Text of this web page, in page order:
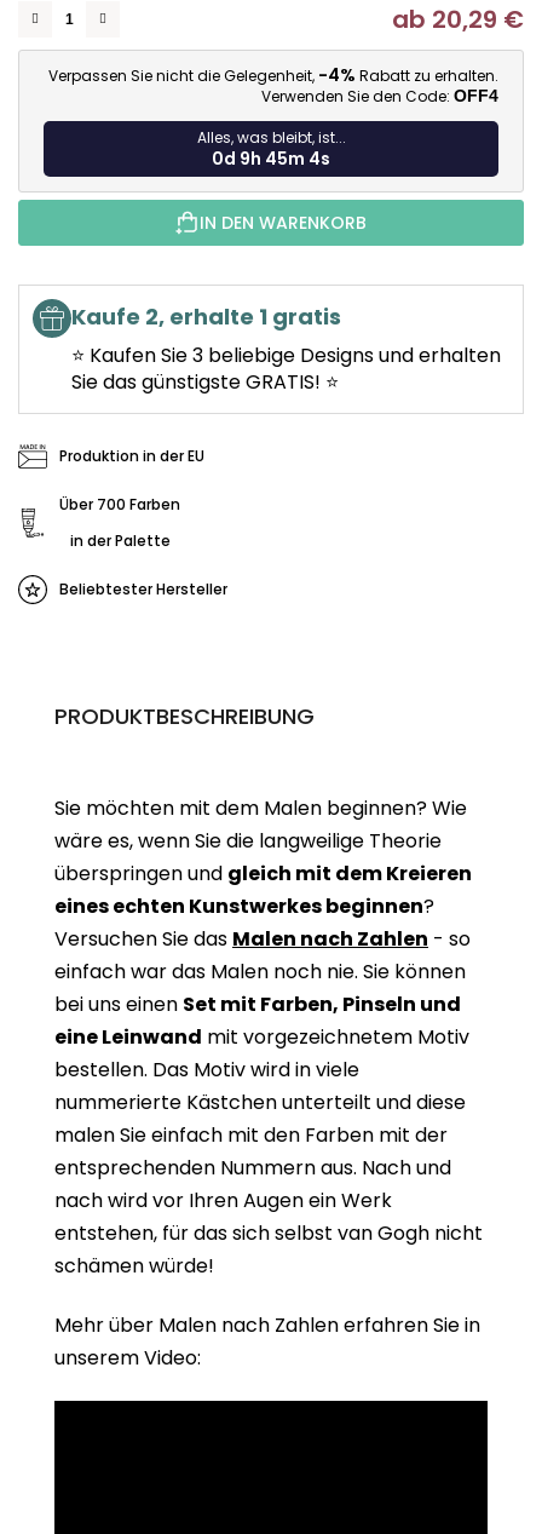
ab 20,29 €
Verpassen Sie nicht die Gelegenheit, -4% Rabatt zu erhalten.
Verwenden Sie den Code: OFF4
Alles, was bleibt, ist...
0d 9h 45m 4s
IN DEN WARENKORB
Kaufe 2, erhalte 1 gratis
⭐ Kaufen Sie 3 beliebige Designs und erhalten
Sie das günstigste GRATIS! ⭐
Produktion in der EU
Über 700 Farben
in der Palette
Beliebtester Hersteller
PRODUKTBESCHREIBUNG
Sie möchten mit dem Malen beginnen? Wie
wäre es, wenn Sie die langweilige Theorie
überspringen und gleich mit dem Kreieren
eines echten Kunstwerkes beginnen?
Versuchen Sie das Malen nach Zahlen - so
einfach war das Malen noch nie. Sie können
bei uns einen Set mit Farben, Pinseln und
eine Leinwand mit vorgezeichnetem Motiv
bestellen. Das Motiv wird in viele
nummerierte Kästchen unterteilt und diese
malen Sie einfach mit den Farben mit der
entsprechenden Nummern aus. Nach und
nach wird vor Ihren Augen ein Werk
entstehen, für das sich selbst van Gogh nicht
schämen würde!
Mehr über Malen nach Zahlen erfahren Sie in
unserem Video: